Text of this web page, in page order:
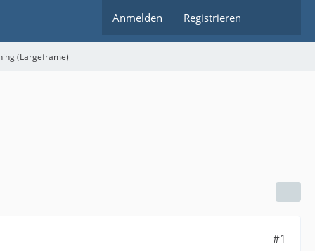
Anmelden Registrieren
(Largeframe)
#1